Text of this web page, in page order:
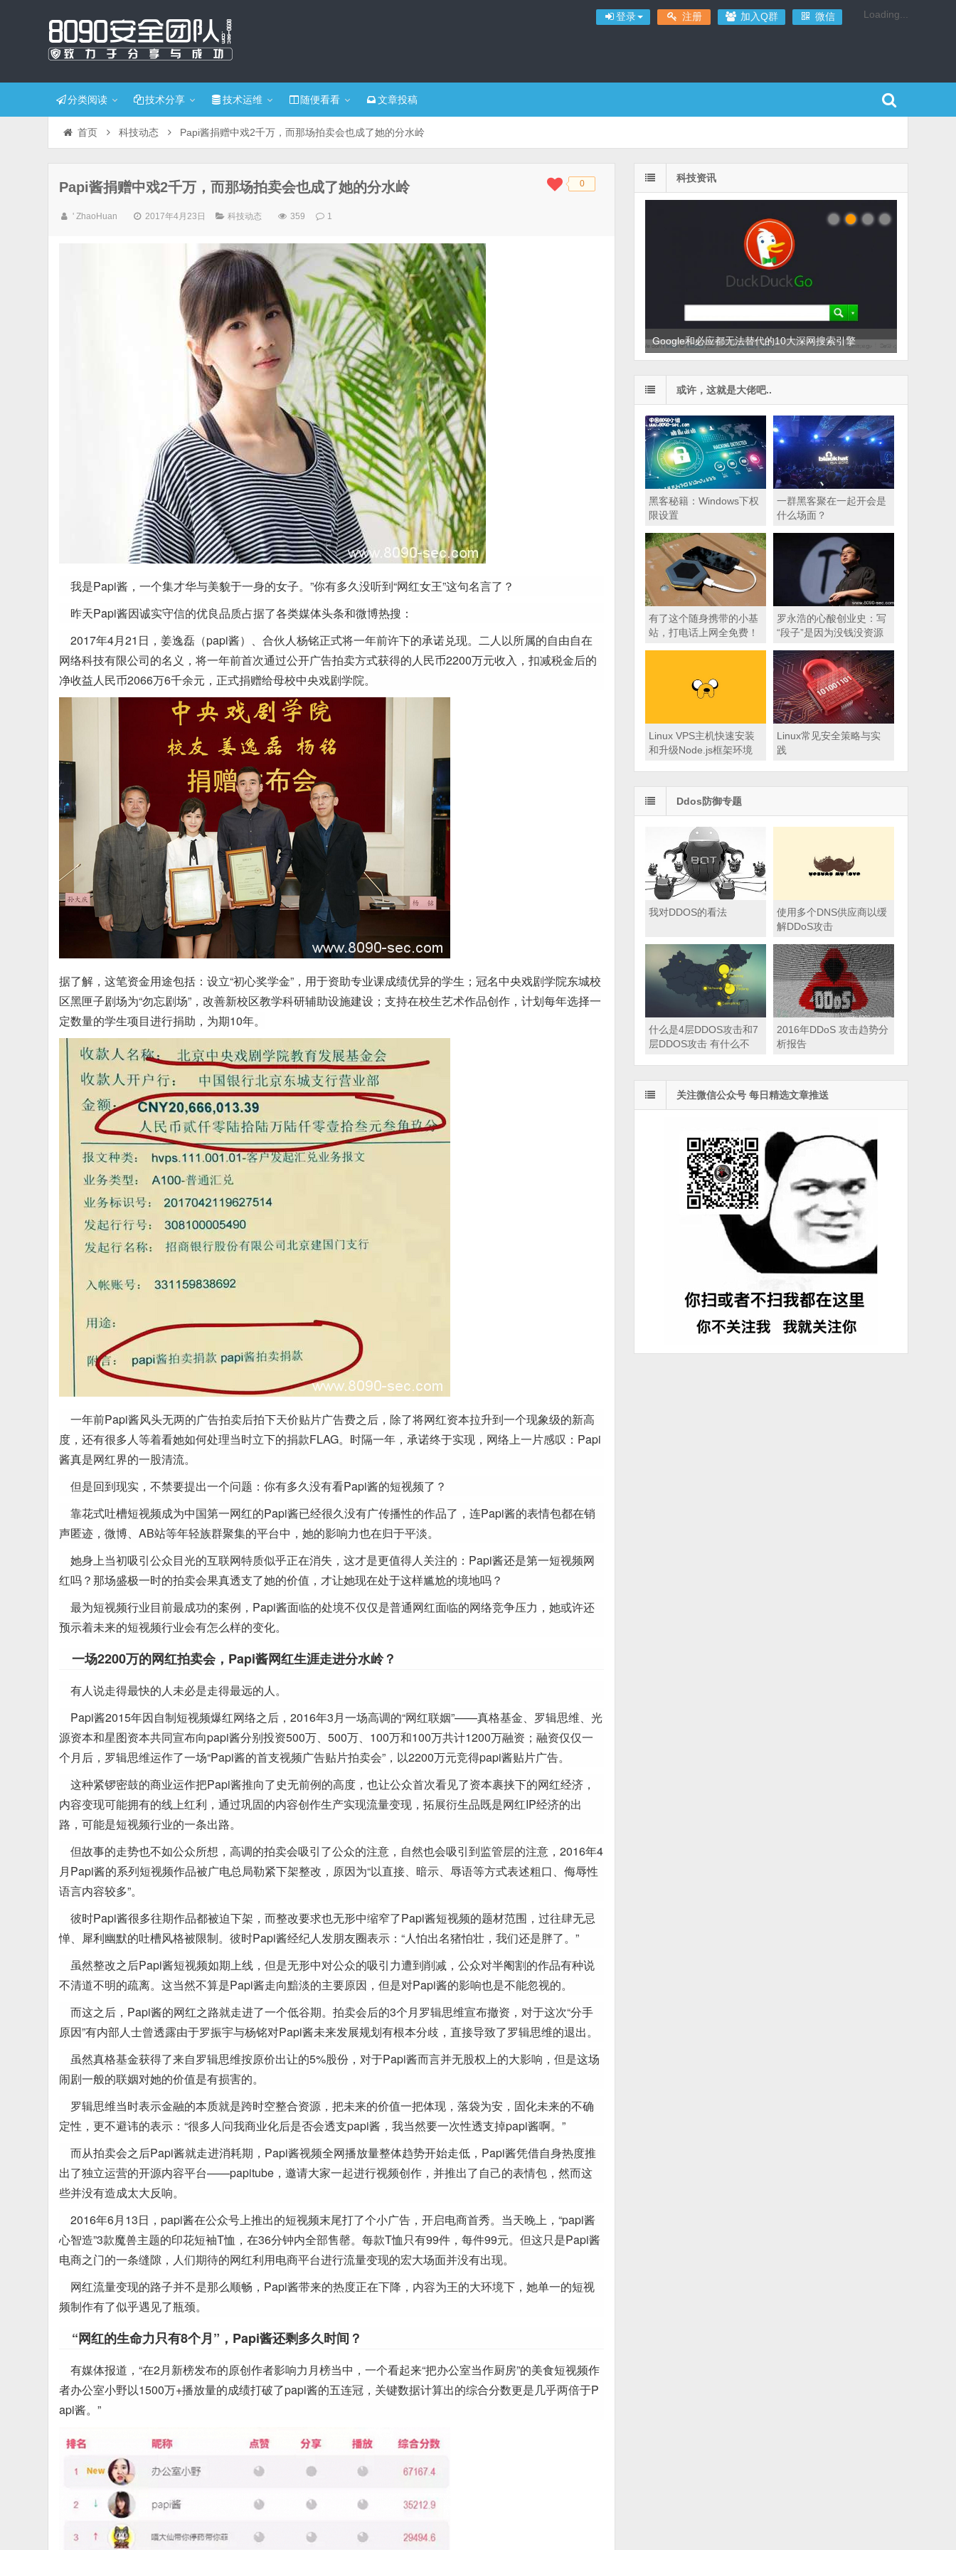
登录 注册 加入Q群 微信 Loading...
分类阅读 技术分享 技术运维 随便看看 文章投稿
首页 科技动态 Papi酱捐赠中戏2千万，而那场拍卖会也成了她的分水岭
◆◆ 0
Papi酱捐赠中戏2千万，而那场拍卖会也成了她的分水岭
' ZhaoHuan 2017年4月23日 科技动态 359 1
我是Papi酱，一个集才华与美貌于一身的女子。”你有多久没听到“网红女王”这句名言了？
昨天Papi酱因诚实守信的优良品质占据了各类媒体头条和微博热搜：
2017年4月21日，姜逸磊（papi酱）、合伙人杨铭正式将一年前许下的承诺兑现。二人以所属的自由自在
网络科技有限公司的名义，将一年前首次通过公开广告拍卖方式获得的人民币2200万元收入，扣减税金后的
净收益人民币2066万6千余元，正式捐赠给母校中央戏剧学院。
据了解，这笔资金用途包括：设立“初心奖学金”，用于资助专业课成绩优异的学生；冠名中央戏剧学院东城校
区黑匣子剧场为“勿忘剧场”，改善新校区教学科研辅助设施建设；支持在校生艺术作品创作，计划每年选择一
定数量的学生项目进行捐助，为期10年。
一年前Papi酱风头无两的广告拍卖后拍下天价贴片广告费之后，除了将网红资本拉升到一个现象级的新高
度，还有很多人等着看她如何处理当时立下的捐款FLAG。时隔一年，承诺终于实现，网络上一片感叹：Papi
酱真是网红界的一股清流。
但是回到现实，不禁要提出一个问题：你有多久没有看Papi酱的短视频了？
靠花式吐槽短视频成为中国第一网红的Papi酱已经很久没有广传播性的作品了，连Papi酱的表情包都在销
声匿迹，微博、AB站等年轻族群聚集的平台中，她的影响力也在归于平淡。
她身上当初吸引公众目光的互联网特质似乎正在消失，这才是更值得人关注的：Papi酱还是第一短视频网
红吗？那场盛极一时的拍卖会果真透支了她的价值，才让她现在处于这样尴尬的境地吗？
最为短视频行业目前最成功的案例，Papi酱面临的处境不仅仅是普通网红面临的网络竞争压力，她或许还
预示着未来的短视频行业会有怎么样的变化。
一场2200万的网红拍卖会，Papi酱网红生涯走进分水岭？
有人说走得最快的人未必是走得最远的人。
Papi酱2015年因自制短视频爆红网络之后，2016年3月一场高调的“网红联姻”——真格基金、罗辑思维、光
源资本和星图资本共同宣布向papi酱分别投资500万、500万、100万和100万共计1200万融资；融资仅仅一
个月后，罗辑思维运作了一场“Papi酱的首支视频广告贴片拍卖会”，以2200万元竞得papi酱贴片广告。
这种紧锣密鼓的商业运作把Papi酱推向了史无前例的高度，也让公众首次看见了资本裹挟下的网红经济，
内容变现可能拥有的线上红利，通过巩固的内容创作生产实现流量变现，拓展衍生品既是网红IP经济的出
路，可能是短视频行业的一条出路。
但故事的走势也不如公众所想，高调的拍卖会吸引了公众的注意，自然也会吸引到监管层的注意，2016年4
月Papi酱的系列短视频作品被广电总局勒紧下架整改，原因为“以直接、暗示、辱语等方式表述粗口、侮辱性
语言内容较多”。
彼时Papi酱很多往期作品都被迫下架，而整改要求也无形中缩窄了Papi酱短视频的题材范围，过往肆无忌
惮、犀利幽默的吐槽风格被限制。彼时Papi酱经纪人发朋友圈表示：“人怕出名猪怕壮，我们还是胖了。”
虽然整改之后Papi酱短视频如期上线，但是无形中对公众的吸引力遭到削减，公众对半阉割的作品有种说
不清道不明的疏离。这当然不算是Papi酱走向黯淡的主要原因，但是对Papi酱的影响也是不能忽视的。
而这之后，Papi酱的网红之路就走进了一个低谷期。拍卖会后的3个月罗辑思维宣布撤资，对于这次“分手
原因”有内部人士曾透露由于罗振宇与杨铭对Papi酱未来发展规划有根本分歧，直接导致了罗辑思维的退出。
虽然真格基金获得了来自罗辑思维按原价出让的5%股份，对于Papi酱而言并无股权上的大影响，但是这场
闹剧一般的联姻对她的价值是有损害的。
罗辑思维当时表示金融的本质就是跨时空整合资源，把未来的价值一把体现，落袋为安，固化未来的不确
定性，更不避讳的表示：“很多人问我商业化后是否会透支papi酱，我当然要一次性透支掉papi酱啊。”
而从拍卖会之后Papi酱就走进消耗期，Papi酱视频全网播放量整体趋势开始走低，Papi酱凭借自身热度推
出了独立运营的开源内容平台——papitube，邀请大家一起进行视频创作，并推出了自己的表情包，然而这
些并没有造成太大反响。
2016年6月13日，papi酱在公众号上推出的短视频末尾打了个小广告，开启电商首秀。当天晚上，“papi酱
心智造”3款魔兽主题的印花短袖T恤，在36分钟内全部售罄。每款T恤只有99件，每件99元。但这只是Papi酱
电商之门的一条缝隙，人们期待的网红利用电商平台进行流量变现的宏大场面并没有出现。
网红流量变现的路子并不是那么顺畅，Papi酱带来的热度正在下降，内容为王的大环境下，她单一的短视
频制作有了似乎遇见了瓶颈。
“网红的生命力只有8个月”，Papi酱还剩多久时间？
有媒体报道，“在2月新榜发布的原创作者影响力月榜当中，一个看起来“把办公室当作厨房”的美食短视频作
者办公室小野以1500万+播放量的成绩打破了papi酱的五连冠，关键数据计算出的综合分数更是几乎两倍于P
api酱。”
科技资讯
Google和必应都无法替代的10大深网搜索引擎
支付宝公众存款堪比四大行，为什么黑客不敢动？
或许，这就是大佬吧..
黑客秘籍：Windows下权
限设置
一群黑客聚在一起开会是
什么场面？
有了这个随身携带的小基
站，打电话上网全免费！
罗永浩的心酸创业史：写
“段子”是因为没钱没资源
Linux VPS主机快速安装
和升级Node.js框架环境
Linux常见安全策略与实
践
Ddos防御专题
我对DDOS的看法
使用多个DNS供应商以缓
解DDoS攻击
什么是4层DDOS攻击和7
层DDOS攻击 有什么不
2016年DDoS 攻击趋势分
析报告
关注微信公众号 每日精选文章推送